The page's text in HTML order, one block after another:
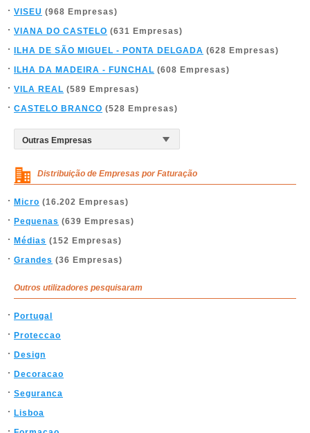
VISEU (968 Empresas)
VIANA DO CASTELO (631 Empresas)
ILHA DE SÃO MIGUEL - PONTA DELGADA (628 Empresas)
ILHA DA MADEIRA - FUNCHAL (608 Empresas)
VILA REAL (589 Empresas)
CASTELO BRANCO (528 Empresas)
Distribuição de Empresas por Faturação
Micro (16.202 Empresas)
Pequenas (639 Empresas)
Médias (152 Empresas)
Grandes (36 Empresas)
Outros utilizadores pesquisaram
Portugal
Proteccao
Design
Decoracao
Seguranca
Lisboa